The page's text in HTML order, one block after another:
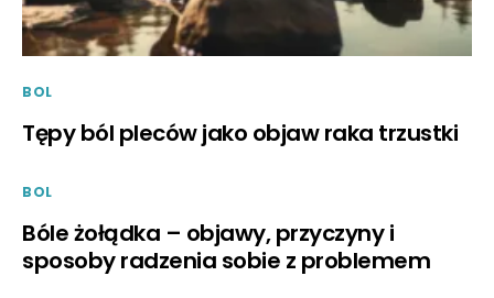
BOL
Tępy ból pleców jako objaw raka trzustki
BOL
Bóle żołądka – objawy, przyczyny i
sposoby radzenia sobie z problemem